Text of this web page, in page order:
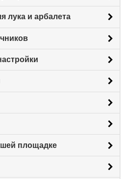
лука и арбалета
площадке